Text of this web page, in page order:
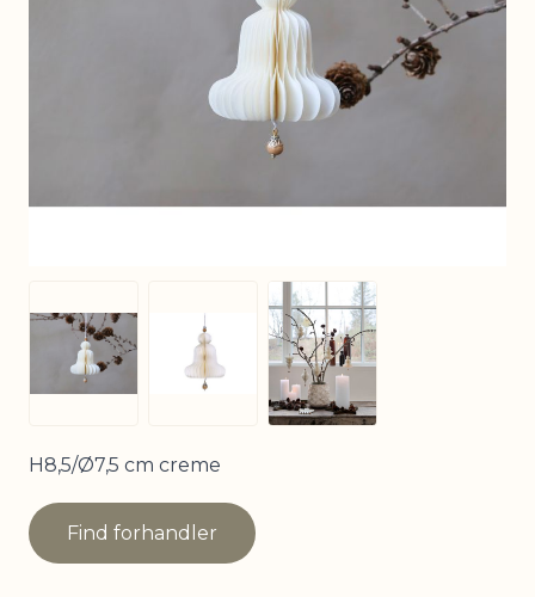
View larger imageView larger image
View larger image
H8,5/Ø7,5 cm creme
Find forhandler